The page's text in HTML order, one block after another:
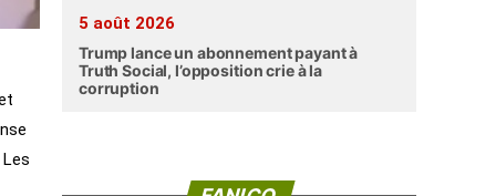
5 août 2026
Trump lance un abonnement payant à
Truth Social, l’opposition crie à la
corruption